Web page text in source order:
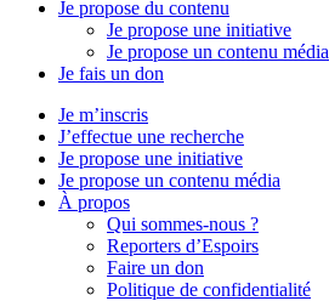
Je propose du contenu
Je propose une initiative
Je propose un contenu média
Je fais un don
Je m’inscris
J’effectue une recherche
Je propose une initiative
Je propose un contenu média
À propos
Qui sommes-nous ?
Reporters d’Espoirs
Faire un don
Politique de confidentialité